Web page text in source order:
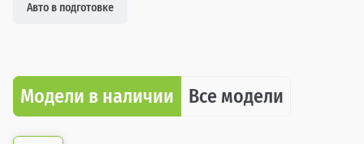
Авто в подготовке
Модели в наличии Все модели